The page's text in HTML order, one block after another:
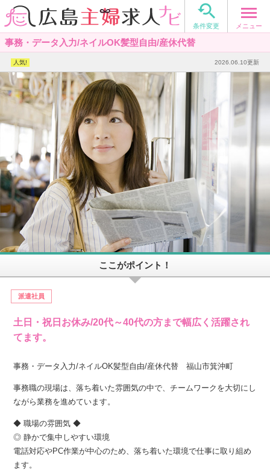

条件変更 メニュー
事務・データ入力/ネイルOK髪型自由/産休代替
2026.06.10更新
ここがポイント！
派遣社員
土日・祝日お休み/20代～40代の方まで幅広く活躍され
てます。
事務・データ入力/ネイルOK髪型自由/産休代替 福山市箕沖町
事務職の現場は、落ち着いた雰囲気の中で、チームワークを大切にし
ながら業務を進めています。
◆ 職場の雰囲気 ◆
◎ 静かで集中しやすい環境
電話対応やPC作業が中心のため、落ち着いた環境で仕事に取り組め
ます。